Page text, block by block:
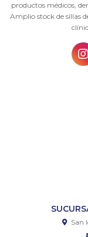
productos médicos,
Amplio stock de sillas
San